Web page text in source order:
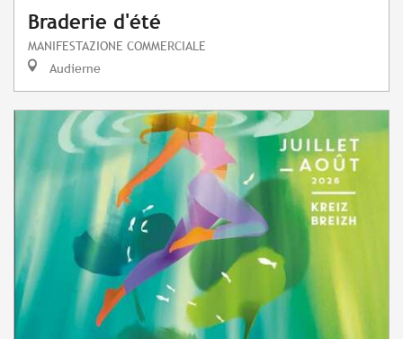
Braderie d'été
MANIFESTAZIONE COMMERCIALE
Audierne